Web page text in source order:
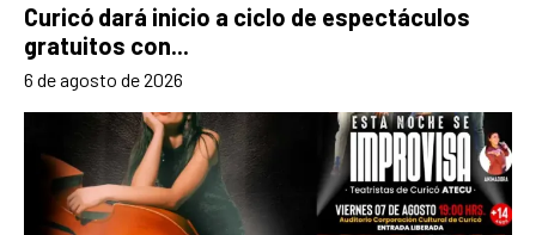
Curicó dará inicio a ciclo de espectáculos
gratuitos con...
6 de agosto de 2026